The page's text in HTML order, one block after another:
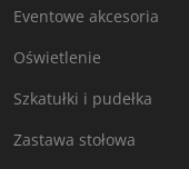
Eventowe akcesoria
Oświetlenie
Szkatułki i pudełka
Zastawa stołowa